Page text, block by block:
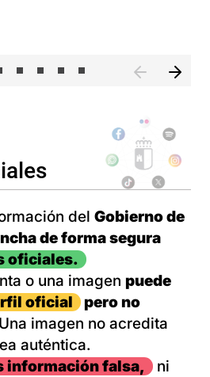
del Gobierno de
de forma segura
oficiales.
o una imagen puede
oficial
pero no
imagen no acredita
auténtica.
información falsa,
ni